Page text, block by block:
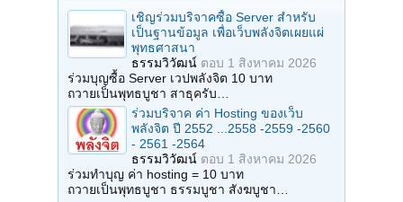
เชิญร่วมบริจาคซื้อ Server สำหรับ
เป็นฐานข้อมูล เพื่อเว็บพลังจิตเผยแผ่
พุทธศาสนา
ธรรมวิวัฒน์ ตอบ 1 สิงหาคม 2026
ร่วมบุญซื้อ Server เวปพลังจิต 10 บาท
ถวายเป็นพุทธบูชา สาธุครับ…
ร่วมบริจาค ค่า Hosting ของเว็บ
พลังจิต ปี 2552 ...2558 -2559 -2560
- 2561 -2564
ธรรมวิวัฒน์ ตอบ 1 สิงหาคม 2026
ร่วมทำบุญ ค่า hosting = 10 บาท
ถวายเป็นพุทธบูชา ธรรมบูชา สังฆบูชา…